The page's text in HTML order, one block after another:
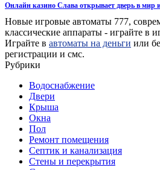
Онлайн казино Слава открывает дверь в мир
Новые игровые автоматы 777,
классические аппараты - играйте в
Играйте в автоматы на деньги или
регистрации и смс.
Рубрики
Водоснабжение
Двери
Крыша
Окна
Пол
Ремонт помещения
Септик и канализация
Стены и перекрытия